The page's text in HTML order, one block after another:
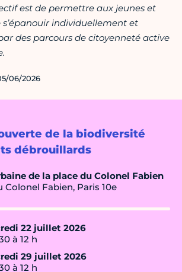
de la biodiversité
débrouillards
de la place du Colonel Fabien
Colonel Fabien, Paris 10e
22 juillet 2026
à 12 h
29 juillet 2026
à 12 h
est de permettre aux jeunes et
s’épanouir individuellement et
des parcours de citoyenneté active
06/2026